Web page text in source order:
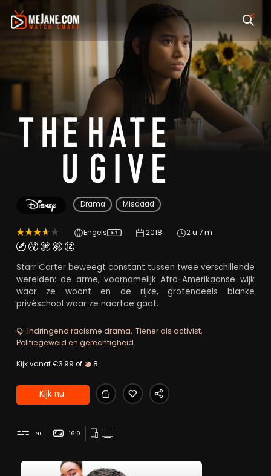
The Hate U Give
Drama Misdaad
Engels 5.1 2018 2 u 7 m
Starr Carter beweegt constant tussen twee verschillende
werelden: de arme, voornamelijk Afro-Amerikaanse wijk
waar ze woont en de rijke, grotendeels blanke
privéschool waar ze naartoe gaat.
Indringend racisme drama Tiener als activist
Politiegeweld en gerechtigheid
Kijk vanaf €3.99 of 8
Kijk nu
NL 16:9